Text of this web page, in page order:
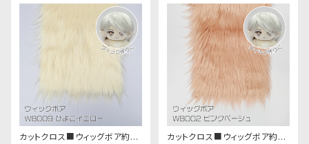
カットクロス■ウィッグボア約8c
カットクロス■ウィッグボア約8c